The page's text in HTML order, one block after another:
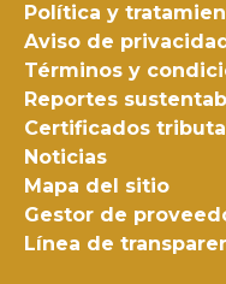
Política y
Aviso de privacidad
Términos y
Reportes
Certificados
Noticias
Mapa del sitio
Gestor de
Línea de